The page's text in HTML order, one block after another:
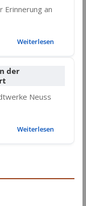
Erinnerung an
Weiterlesen
der
Neuss
Weiterlesen